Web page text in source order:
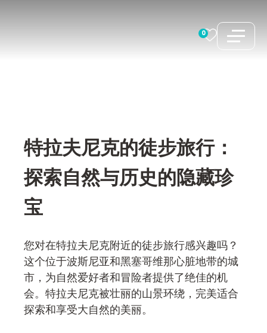
0
特拉夫尼克的徒步旅行：
探索自然与历史的隐藏珍
宝
您对在特拉夫尼克附近的徒步旅行感兴趣吗？
这个位于波斯尼亚和黑塞哥维那心脏地带的城
市，为自然爱好者和冒险者提供了绝佳的机
会。特拉夫尼克被壮丽的山景环绕，完美适合
探索和享受大自然的美丽。